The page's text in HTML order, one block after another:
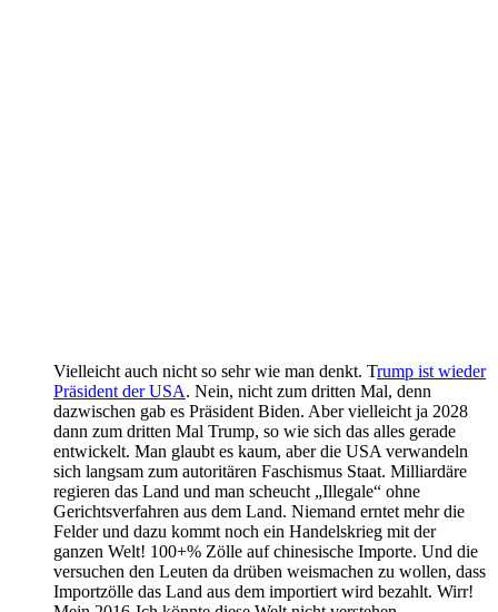
Vielleicht auch nicht so sehr wie man denkt. Trump ist wieder
Präsident der USA. Nein, nicht zum dritten Mal, denn
dazwischen gab es Präsident Biden. Aber vielleicht ja 2028
dann zum dritten Mal Trump, so wie sich das alles gerade
entwickelt. Man glaubt es kaum, aber die USA verwandeln
sich langsam zum autoritären Faschismus Staat. Milliardäre
regieren das Land und man scheucht „Illegale“ ohne
Gerichtsverfahren aus dem Land. Niemand erntet mehr die
Felder und dazu kommt noch ein Handelskrieg mit der
ganzen Welt! 100+% Zölle auf chinesische Importe. Und die
versuchen den Leuten da drüben weismachen zu wollen, dass
Importzölle das Land aus dem importiert wird bezahlt. Wirr!